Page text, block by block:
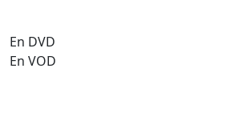
En DVD
En VOD